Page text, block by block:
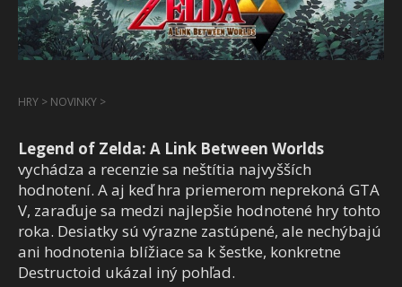
HRY > NOVINKY >
Legend of Zelda: A Link Between Worlds
vychádza a recenzie sa neštítia najvyšších
hodnotení. A aj keď hra priemerom neprekoná GTA
V, zaraďuje sa medzi najlepšie hodnotené hry tohto
roka. Desiatky sú výrazne zastúpené, ale nechýbajú
ani hodnotenia blížiace sa k šestke, konkretne
Destructoid ukázal iný pohľad.